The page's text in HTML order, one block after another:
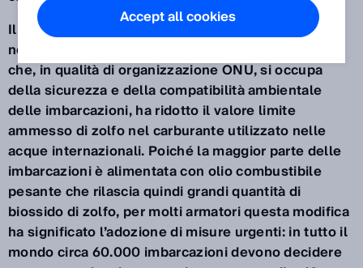
Il 1° gennaio 2020 è entrata in vigore un’importante
novità: la International Maritime Organization (IMO)
che, in qualità di organizzazione ONU, si occupa
della sicurezza e della compatibilità ambientale
delle imbarcazioni, ha ridotto il valore limite
ammesso di zolfo nel carburante utilizzato nelle
acque internazionali. Poiché la maggior parte delle
imbarcazioni è alimentata con olio combustibile
pesante che rilascia quindi grandi quantità di
biossido di zolfo, per molti armatori questa modifica
ha significato l’adozione di misure urgenti: in tutto il
mondo circa 60.000 imbarcazioni devono decidere
Accept all cookies